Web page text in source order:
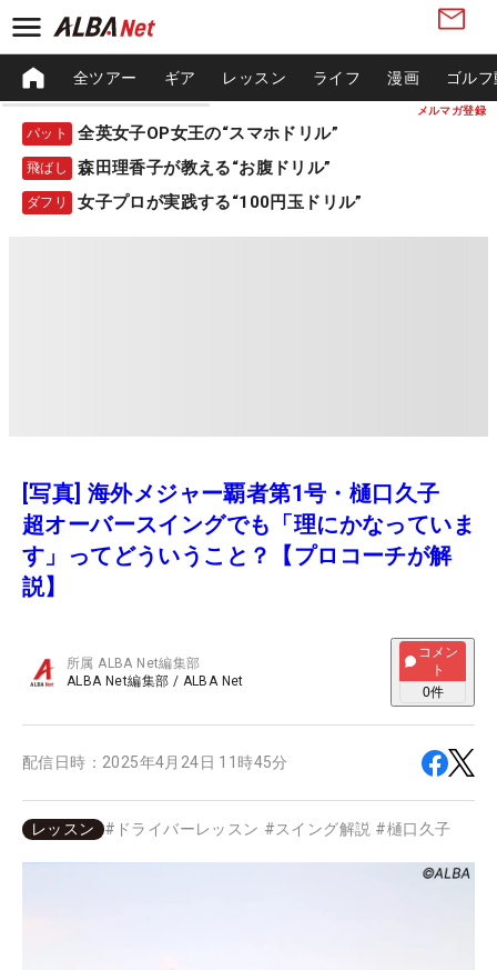
メルマガ登録
全ツアー ギア レッスン ライフ 漫画 ゴル
パット 全英女子OP女王の“スマホドリル”
飛ばし 森田理香子が教える“お腹ドリル”
ダフリ 女子プロが実践する“100円玉ドリル”
[写真] 海外メジャー覇者第1号・樋口久子
超オーバースイングでも「理にかなっていま
す」ってどういうこと？【プロコーチが解
説】
所属ALBA Net編集部
ALBA Net編集部 / ALBA Net
コメン
ト
0件
配信日時： 2025年4月24日 11時45分
レッスン # ドライバーレッスン #スイング解説 #樋口久子